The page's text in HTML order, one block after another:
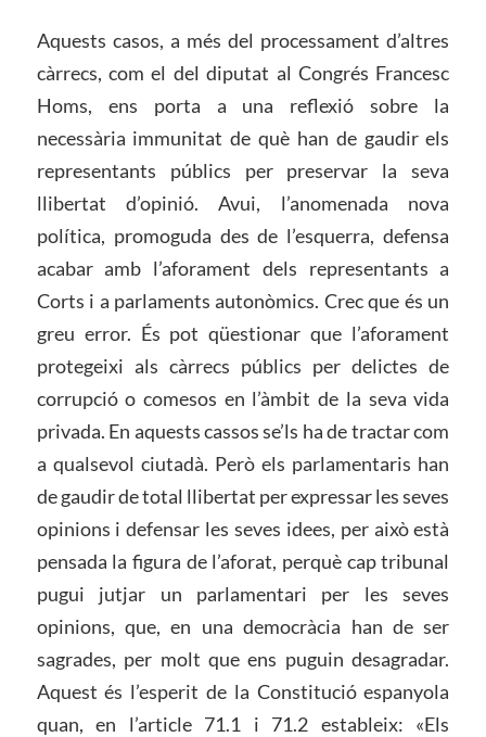
Aquests casos, a més del processament d’altres
càrrecs, com el del diputat al Congrés Francesc
Homs, ens porta a una reflexió sobre la
necessària immunitat de què han de gaudir els
representants públics per preservar la seva
llibertat d’opinió. Avui, l’anomenada nova
política, promoguda des de l’esquerra, defensa
acabar amb l’aforament dels representants a
Corts i a parlaments autonòmics. Crec que és un
greu error. És pot qüestionar que l’aforament
protegeixi als càrrecs públics per delictes de
corrupció o comesos en l’àmbit de la seva vida
privada. En aquests cassos se’ls ha de tractar com
a qualsevol ciutadà. Però els parlamentaris han
de gaudir de total llibertat per expressar les seves
opinions i defensar les seves idees, per això està
pensada la figura de l’aforat, perquè cap tribunal
pugui jutjar un parlamentari per les seves
opinions, que, en una democràcia han de ser
sagrades, per molt que ens puguin desagradar.
Aquest és l’esperit de la Constitució espanyola
quan, en l’article 71.1 i 71.2 estableix: «Els